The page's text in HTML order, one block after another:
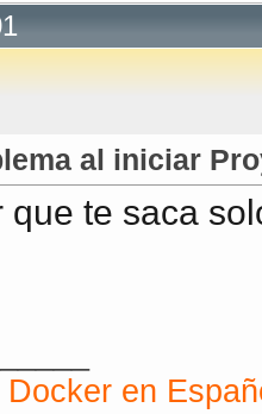
al iniciar
que te saca
Docker en